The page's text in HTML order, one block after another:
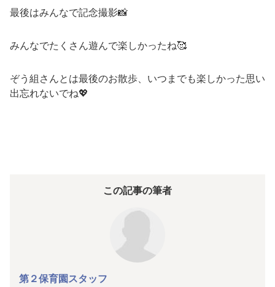
最後はみんなで記念撮影📸
みんなでたくさん遊んで楽しかったね🥰
ぞう組さんとは最後のお散歩、いつまでも楽しかった思い
出忘れないでね💖
この記事の筆者
第２保育園スタッフ